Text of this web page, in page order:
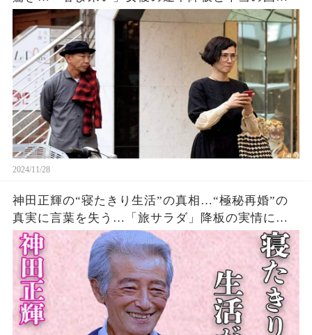
の理由を明かす
2024/11/28
神田正輝の“寝たきり生活”の真相…“極秘再婚”の
真実に言葉を失う…「旅サラダ」降板の実情に驚
きを隠せない…